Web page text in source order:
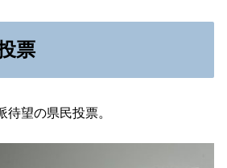
票
待望の県民投票。